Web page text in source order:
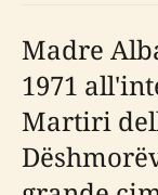
Madre
1971
Martiri